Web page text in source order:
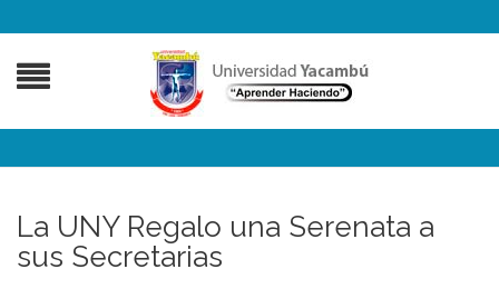
La UNY Regalo una Serenata a
sus Secretarias